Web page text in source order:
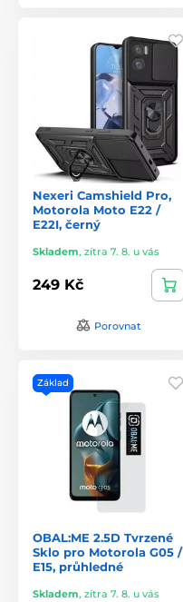
Nexeri Camshield Pro,
Motorola Moto E22 /
E22I, černý
Skladem, zítra 7. 8. u vás
249 Kč
Porovnat
Základ
OBAL:ME 2.5D Tvrzené
Sklo pro Motorola G05 /
E15, průhledné
Skladem, zítra 7. 8. u vás